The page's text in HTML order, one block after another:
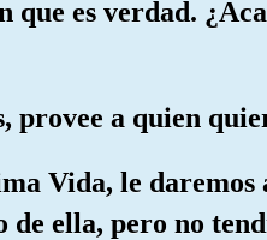
que es verdad.
provee a quien
Vida, le daremos
de ella, pero no